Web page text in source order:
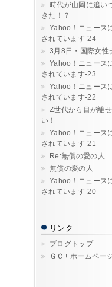
時代が山岡に追い
きた！？
Yahoo！ニュース
されています-24
3月8日・国際女性
Yahoo！ニュース
されています-23
Yahoo！ニュース
されています-22
Z世代から目が離
い！
Yahoo！ニュース
されています-21
Re:無償の愛の人
無償の愛の人
Yahoo！ニュース
されています-20
リンク
ブログトップ
ＧＣ+ ホームペー